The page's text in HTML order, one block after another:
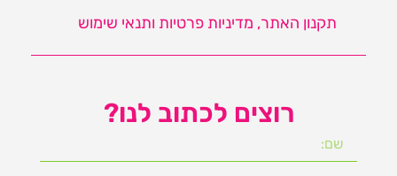
תקנון האתר, מדיניות פרטיות ותנאי שימוש
רוצים לכתוב לנו?